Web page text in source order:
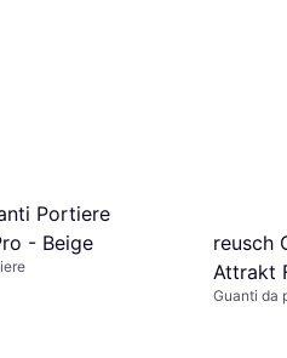
Portiere
- Beige
reusch
Attrakt
Blanc
Guanti da